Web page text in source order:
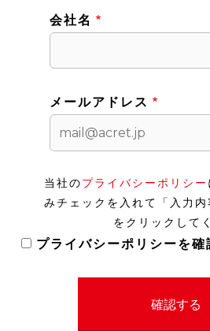
会社名
メールアドレス
当社のプライバシーポリシー
みチェックを入れて「入力
をクリックして
プライバシーポリシーを確